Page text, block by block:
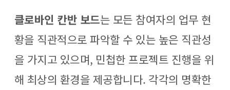
클로바인 칸반 보드는 모든 참여자의 업무 현
황을 직관적으로 파악할 수 있는 높은 직관성
을 가지고 있으며, 민첩한 프로젝트 진행을 위
해 최상의 환경을 제공합니다. 각각의 명확한